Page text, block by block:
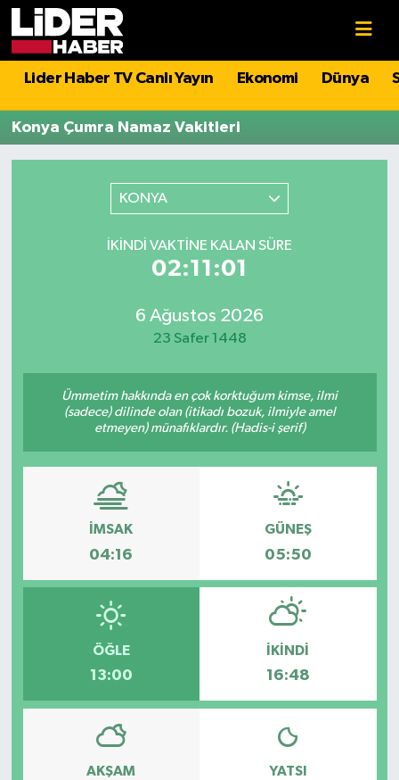
Lider Haber TV Canlı Yayın Ekonomi Dünya
Konya Çumra Namaz Vakitleri
KONYA
İKINDI VAKTINE KALAN SÜRE
02:11:01
6 Ağustos 2026
23 Safer 1448
Ümmetim hakkında en çok korktuğum kimse, ilmi
(sadece) dilinde olan (itikadı bozuk, ilmiyle amel
etmeyen) münafıklardır. (Hadis-i şerif)
İMSAK
04:16
GÜNEŞ
05:50
ÖĞLE
13:00
İKINDI
16:48
AKŞAM YATSI
Politika
Asayiş
Magazin
Teknoloji
Turizm
Lider Haber TV Canlı Yayın izle
Hava Durumu
İstanbul Namaz Vakitleri
Trafik Durumu
Süper Lig Puan Durumu ve Fikstür
Son Dakika Haberleri
Haber Arşivi